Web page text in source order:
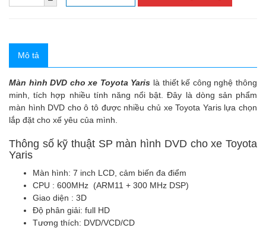
Mô tả
Màn hình DVD cho xe Toyota Yaris là thiết kế công nghệ thông
minh, tích hợp nhiều tính năng nổi bật. Đây là dòng sản phẩm
màn hình DVD cho ô tô được nhiều chủ xe Toyota Yaris lựa chọn
lắp đặt cho xế yêu của mình.
Thông số kỹ thuật SP màn hình DVD cho xe Toyota
Yaris
Màn hình: 7 inch LCD, cảm biến đa điểm
CPU : 600MHz (ARM11 + 300 MHz DSP)
Giao diện : 3D
Độ phân giải: full HD
Tương thích: DVD/VCD/CD